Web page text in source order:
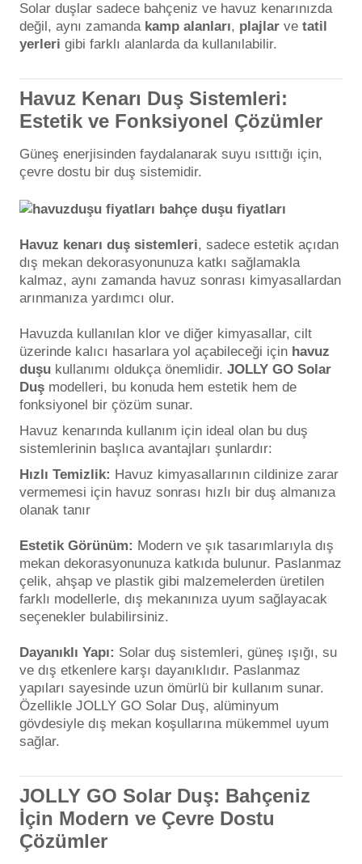
Solar duşlar sadece bahçeniz ve havuz kenarınızda
değil, aynı zamanda kamp alanları, plajlar ve tatil
yerleri gibi farklı alanlarda da kullanılabilir.
Havuz Kenarı Duş Sistemleri:
Estetik ve Fonksiyonel Çözümler
Güneş enerjisinden faydalanarak suyu ısıttığı için,
çevre dostu bir duş sistemidir.
Havuz kenarı duş sistemleri, sadece estetik açıdan
dış mekan dekorasyonunuza katkı sağlamakla
kalmaz, aynı zamanda havuz sonrası kimyasallardan
arınmanıza yardımcı olur.
Havuzda kullanılan klor ve diğer kimyasallar, cilt
üzerinde kalıcı hasarlara yol açabileceği için havuz
duşu kullanımı oldukça önemlidir. JOLLY GO Solar
Duş modelleri, bu konuda hem estetik hem de
fonksiyonel bir çözüm sunar.
Havuz kenarında kullanım için ideal olan bu duş
sistemlerinin başlıca avantajları şunlardır:
Hızlı Temizlik: Havuz kimyasallarının cildinize zarar
vermemesi için havuz sonrası hızlı bir duş almanıza
olanak tanır
Estetik Görünüm: Modern ve şık tasarımlarıyla dış
mekan dekorasyonunuza katkıda bulunur. Paslanmaz
çelik, ahşap ve plastik gibi malzemelerden üretilen
farklı modellerle, dış mekanınıza uyum sağlayacak
seçenekler bulabilirsiniz.
Dayanıklı Yapı: Solar duş sistemleri, güneş ışığı, su
ve dış etkenlere karşı dayanıklıdır. Paslanmaz
yapıları sayesinde uzun ömürlü bir kullanım sunar.
Özellikle JOLLY GO Solar Duş, alüminyum
gövdesiyle dış mekan koşullarına mükemmel uyum
sağlar.
JOLLY GO Solar Duş: Bahçeniz
İçin Modern ve Çevre Dostu
Çözümler